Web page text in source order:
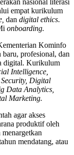
empat kurikulum
dan digital ethics.
onboarding.
Kominfo
profesional, dan
digital. Kurikulum
Intelligence,
Digital
Data Analytics,
Marketing.
agar akses
produktif oleh
mendatang, atau